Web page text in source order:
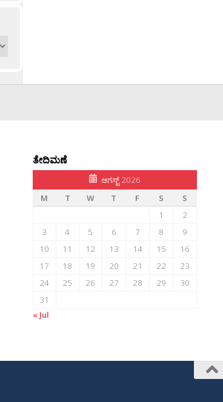
ತೇದಿಮಣೆ
ಆಗಸ್ಟ್ 2026
M
T W T F S
S
1
2
3
4 5 6 7 8
9
10
11 12 13 14 15
16
17
18 19 20 21 22
23
24
25 26 27 28 29
30
31
« Jul